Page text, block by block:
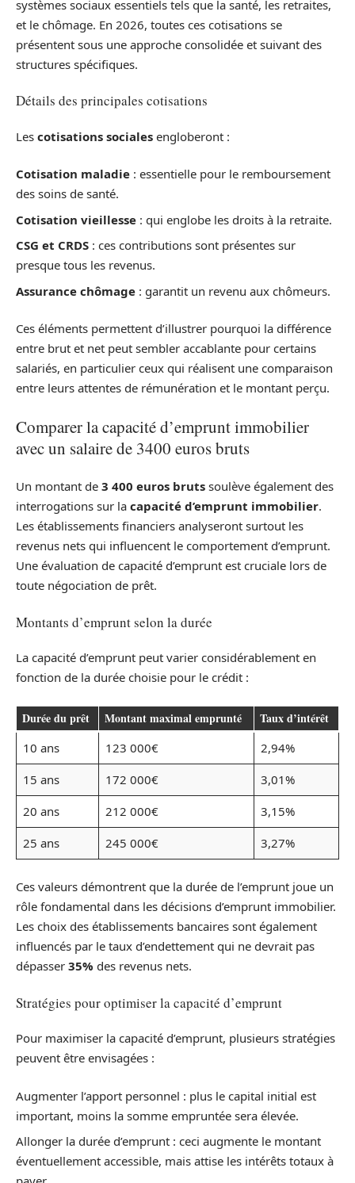
systèmes sociaux essentiels tels que la santé, les retraites,
et le chômage. En 2026, toutes ces cotisations se
présentent sous une approche consolidée et suivant des
structures spécifiques.
Détails des principales cotisations
Les cotisations sociales engloberont :
Cotisation maladie : essentielle pour le remboursement
des soins de santé.
Cotisation vieillesse : qui englobe les droits à la retraite.
CSG et CRDS : ces contributions sont présentes sur
presque tous les revenus.
Assurance chômage : garantit un revenu aux chômeurs.
Ces éléments permettent d’illustrer pourquoi la différence
entre brut et net peut sembler accablante pour certains
salariés, en particulier ceux qui réalisent une comparaison
entre leurs attentes de rémunération et le montant perçu.
Comparer la capacité d’emprunt immobilier
avec un salaire de 3400 euros bruts
Un montant de 3 400 euros bruts soulève également des
interrogations sur la capacité d’emprunt immobilier.
Les établissements financiers analyseront surtout les
revenus nets qui influencent le comportement d’emprunt.
Une évaluation de capacité d’emprunt est cruciale lors de
toute négociation de prêt.
Montants d’emprunt selon la durée
La capacité d’emprunt peut varier considérablement en
fonction de la durée choisie pour le crédit :
Durée du prêt Montant maximal emprunté Taux d’intérêt
10 ans 123 000€
2,94%
15 ans
172 000€
3,01%
20 ans
212 000€
3,15%
25 ans
245 000€ 3,27%
Ces valeurs démontrent que la durée de l’emprunt joue un
rôle fondamental dans les décisions d’emprunt immobilier.
Les choix des établissements bancaires sont également
influencés par le taux d’endettement qui ne devrait pas
dépasser 35% des revenus nets.
Stratégies pour optimiser la capacité d’emprunt
Pour maximiser la capacité d’emprunt, plusieurs stratégies
peuvent être envisagées :
Augmenter l’apport personnel : plus le capital initial est
important, moins la somme empruntée sera élevée.
Allonger la durée d’emprunt : ceci augmente le montant
éventuellement accessible, mais attise les intérêts totaux à